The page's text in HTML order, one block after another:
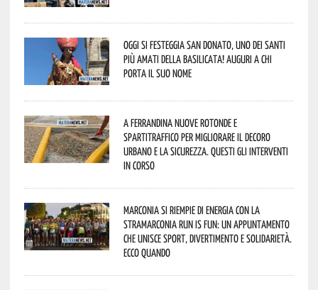
Oggi si festeggia San Donato, uno dei Santi
più amati della Basilicata! Auguri a chi
porta il suo nome
A Ferrandina nuove rotonde e
spartitraffico per migliorare il decoro
urbano e la sicurezza. Questi gli interventi
in corso
Marconia si riempie di energia con la
StraMarconia Run is Fun: un appuntamento
che unisce sport, divertimento e solidarietà.
Ecco quando